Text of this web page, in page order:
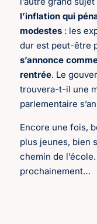
l’inflation qui
modestes : les
dur est peut-être
s’annonce
rentrée. Le
trouvera-t-il une
parlementaire
Encore une fois,
plus jeunes, bien
chemin de
prochainement…